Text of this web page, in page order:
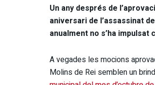
Un any després de
aniversari de l’assassinat
anualment no s’ha
A vegades les mocions
Molins de Rei semblen un